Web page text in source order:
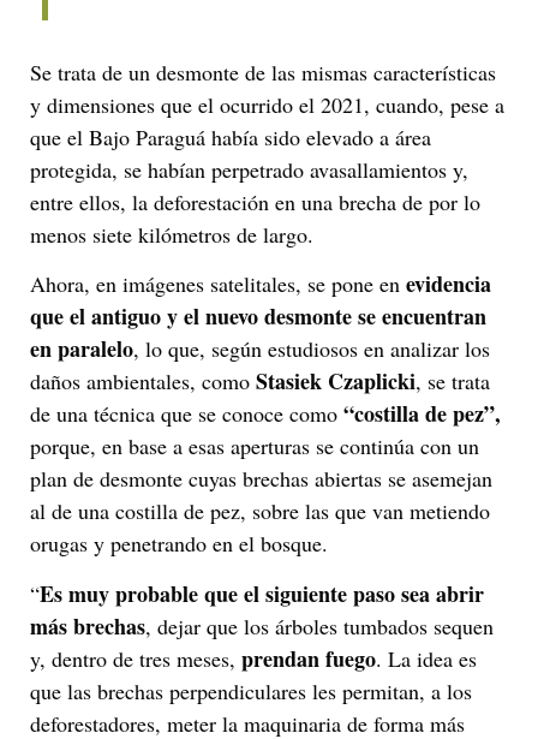
Se trata de un desmonte de las mismas características
y dimensiones que el ocurrido el 2021, cuando, pese a
que el Bajo Paraguá había sido elevado a área
protegida, se habían perpetrado avasallamientos y,
entre ellos, la deforestación en una brecha de por lo
menos siete kilómetros de largo.
Ahora, en imágenes satelitales, se pone en evidencia
que el antiguo y el nuevo desmonte seencuentran
en paralelo, lo que, según estudiosos en analizar los
daños ambientales, como Stasiek Czaplicki, se trata
de una técnica que se conoce como “costilla de pez”,
porque, en base a esas aperturas se continúa con un
plan de desmonte cuyas brechas abiertas se asemejan
al de una costilla de pez, sobre las que van metiendo
orugas y penetrando en el bosque.
“Es muy probable que el siguiente paso sea abrir
más brechas, dejar que los árboles tumbados sequen
y, dentro de tres meses, prendan fuego. La idea es
que las brechas perpendiculares les permitan, a los
deforestadores, meter la maquinaria de forma más